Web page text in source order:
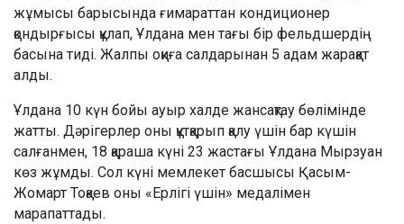
жұмысы барысында ғимараттан кондиционер
қондырғысы құлап, Ұлдана мен тағы бір фельдшердің
басына тиді. Жалпы оқиға салдарынан 5 адам жарақат
алды.
Ұлдана 10 күн бойы ауыр халде жансақтау бөлімінде
жатты. Дәрігерлер оны құтқарып қалу үшін бар күшін
салғанмен, 18 қараша күні 23 жастағы Ұлдана Мырзуан
көз жұмды. Сол күні мемлекет басшысы Қасым-
Жомарт Тоқаев оны «Ерлігі үшін» медалімен
марапаттады.